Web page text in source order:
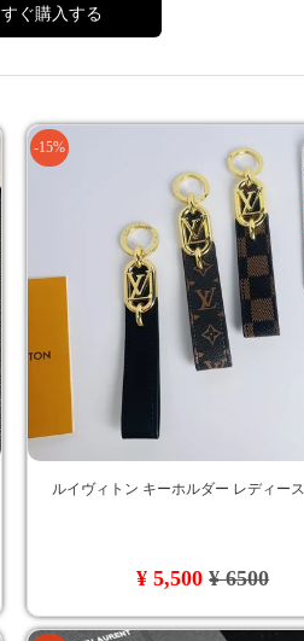
すぐ購入する
-15%
ルイヴィトン キーホルダー レディー
¥ 5,500¥ 6500